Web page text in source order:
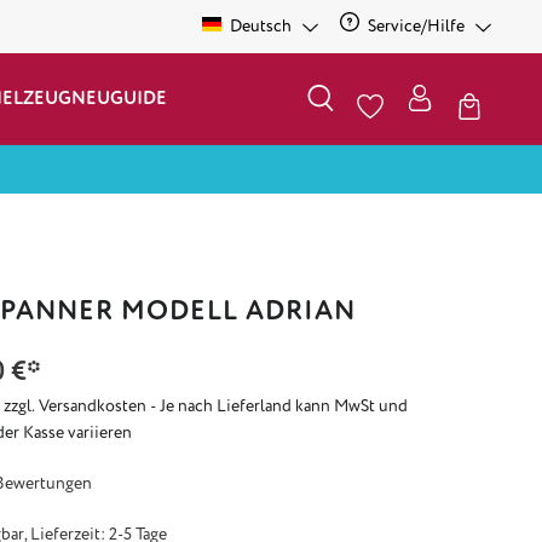
Deutsch Service/Hilfe
NEUGUIDE
MODELL ADRIAN
€*
Versandkosten - Je nach Lieferland kann MwSt und
Kasse variieren
von 5 von 5 Sternen
Lieferzeit: 2-5 Tage